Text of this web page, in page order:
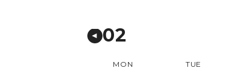
02
MON TUE